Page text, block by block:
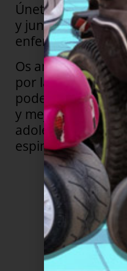
Únete con tus
y juntos
enfermedad rara.
Os animamos a
por la AME de
podemos dar
y mejorar las
adolescentes con
espinal (AME).